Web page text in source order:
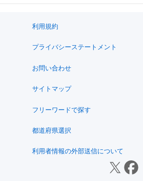
利用規約
プライバシーステートメント
お問い合わせ
サイトマップ
フリーワードで探す
都道府県選択
利用者情報の外部送信について